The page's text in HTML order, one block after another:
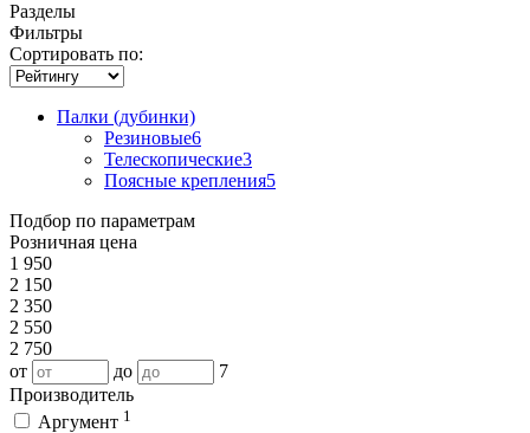
Разделы
Фильтры
Сортировать по:
Палки (дубинки)
Резиновые6
Телескопические3
Поясные крепления5
Подбор по параметрам
Розничная цена
1 950
2 150
2 350
2 550
2 750
от
до
7
Производитель
Аргумент 1